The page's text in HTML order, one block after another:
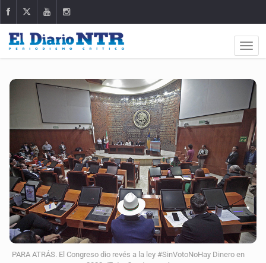
PARA ATRÁS. El Congreso dio revés a la ley #SinVotoNoHay Dinero en